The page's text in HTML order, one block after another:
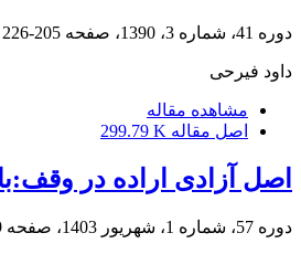
دوره 41، شماره 3، 1390، صفحه 205-226
داود فیرحی
مشاهده مقاله
اصل مقاله 299.79 K
اصل آزادی اراده در
دوره 57، شماره 1، شهریور 1403، صفحه